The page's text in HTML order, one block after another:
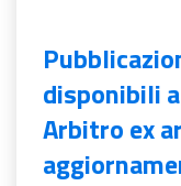
disponibili
Arbitro ex